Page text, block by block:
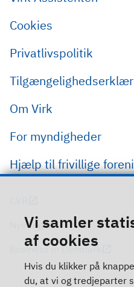
Vi samler
af cookies
Hvis du klikker på
du, at vi og tredjeparter
Cookies
Privatlivspolitik
Om Virk
For myndigheder
Hjælp til frivillige
Nye regler
Business in Denmark